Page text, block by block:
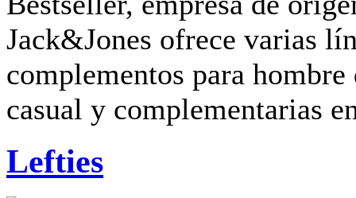
Jack&Jones ofrece varias
complementos para
casual y complementarias
Lefties